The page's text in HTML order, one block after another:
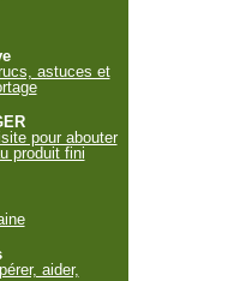
astuces et
pour abouter
produit fini
aider,